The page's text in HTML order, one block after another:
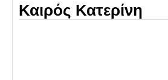
Καιρός Κατερίνη